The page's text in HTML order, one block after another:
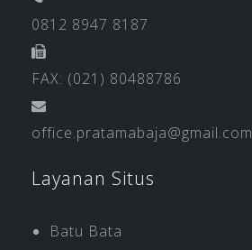
0812 8947 8187
FAX: (021) 80488786
office.pratamabaja@gmail.com
Layanan Situs
Batu Bata